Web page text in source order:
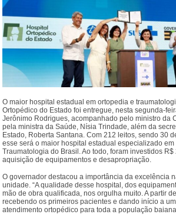
O maior hospital estadual em ortopedia e
Ortopédico do Estado foi entregue, nesta segunda-
Jerônimo Rodrigues, acompanhado pelo ministro da
pela ministra da Saúde, Nísia Trindade, além da
Estado, Roberta Santana. Com 212 leitos, sendo 30
esse será o maior hospital estadual especializado em
Traumatologia do Brasil. Ao todo, foram investidos
aquisição de equipamentos e desapropriação.
O governador destacou a importância da excelência
unidade. “A qualidade desse hospital, dos
mão de obra qualificada, nos orgulha muito. A partir
recebendo os primeiros pacientes e dando início a
atendimento ortopédico para toda a população